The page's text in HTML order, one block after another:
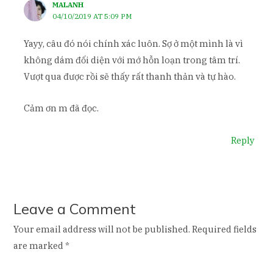
MALANH
04/10/2019 AT 5:09 PM
Yayy, câu đó nói chính xác luôn. Sợ ở một mình là vì
không dám đối diện với mớ hỗn loạn trong tâm trí.
Vượt qua được rồi sẽ thấy rất thanh thản và tự hào.
Cảm ơn m đã đọc.
Reply
Leave a Comment
Your email address will not be published. Required fields
are marked*